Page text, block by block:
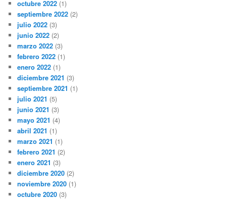
octubre 2022 (1)
septiembre 2022 (2)
julio 2022 (3)
junio 2022 (2)
marzo 2022 (3)
febrero 2022 (1)
enero 2022 (1)
diciembre 2021 (3)
septiembre 2021 (1)
julio 2021 (5)
junio 2021 (3)
mayo 2021 (4)
abril 2021 (1)
marzo 2021 (1)
febrero 2021 (2)
enero 2021 (3)
diciembre 2020 (2)
noviembre 2020 (1)
octubre 2020 (3)